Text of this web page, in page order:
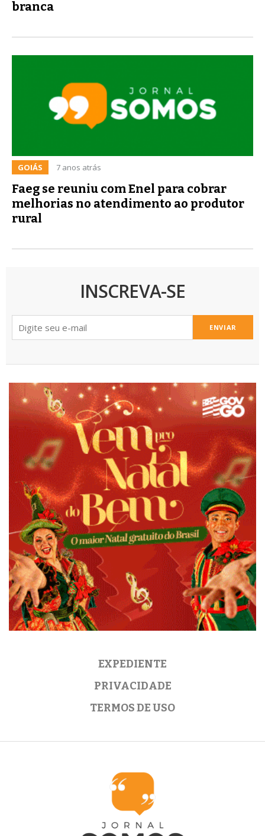
branca
GOIÁS 7 anos atrás
Faeg se reuniu com Enel para cobrar
melhorias no atendimento ao produtor
rural
INSCREVA-SE
ENVIAR
EXPEDIENTE
PRIVACIDADE
TERMOS DE USO